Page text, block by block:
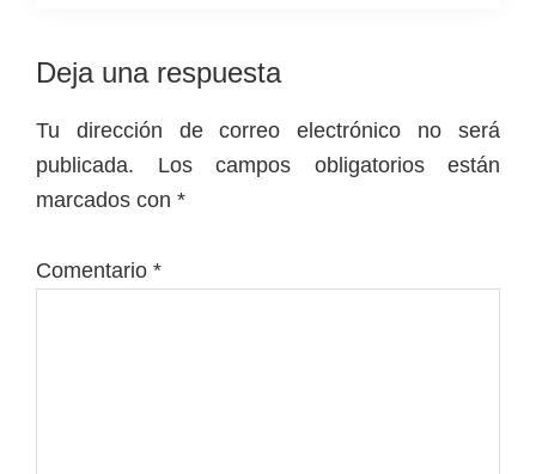
Interacciones
los
lectores
Deja una respuesta
Tu dirección de correo electrónico no será
publicada.
Los campos obligatorios están
marcados con *
Comentario *